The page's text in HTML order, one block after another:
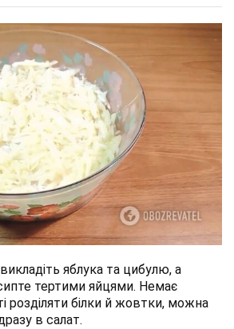
яблука та цибулю, а
тертими яйцями. Немає
розділяти білки й жовтки, можна
в салат.